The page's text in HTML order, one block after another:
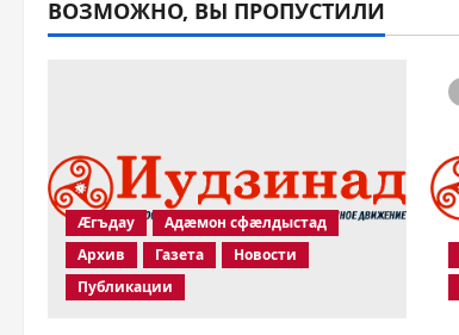
ВОЗМОЖНО, ВЫ ПРОПУСТИЛИ
Æгъдау
Адæмон сфæлдыстад
Архив
Газета
Новости
Публикации